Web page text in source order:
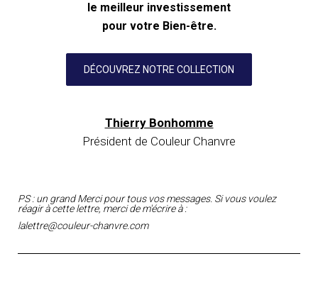
le meilleur investissement
pour votre Bien-être.
DÉCOUVREZ NOTRE COLLECTION
Thierry Bonhomme
Président de Couleur Chanvre
PS : un grand Merci pour tous vos messages. Si vous voulez
réagir à cette lettre, merci de m'écrire à :
lalettre@couleur-chanvre.com